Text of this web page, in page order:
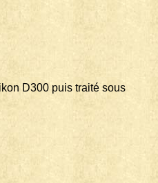
D300 puis traité sous